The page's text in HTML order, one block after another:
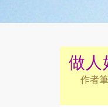
做人
作者